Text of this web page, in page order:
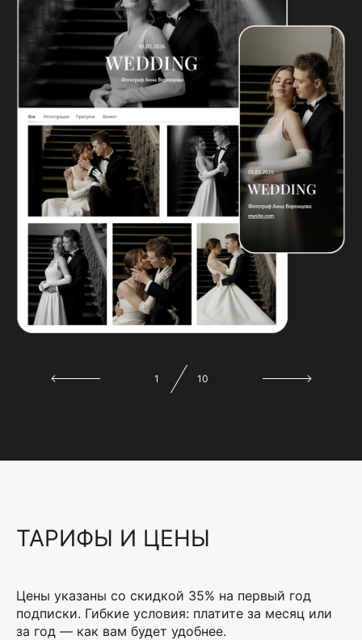
1 10
ТАРИФЫ И ЦЕНЫ
Цены указаны со скидкой 35% на первый год
подписки. Гибкие условия: платите за месяц или
за год — как вам будет удобнее.